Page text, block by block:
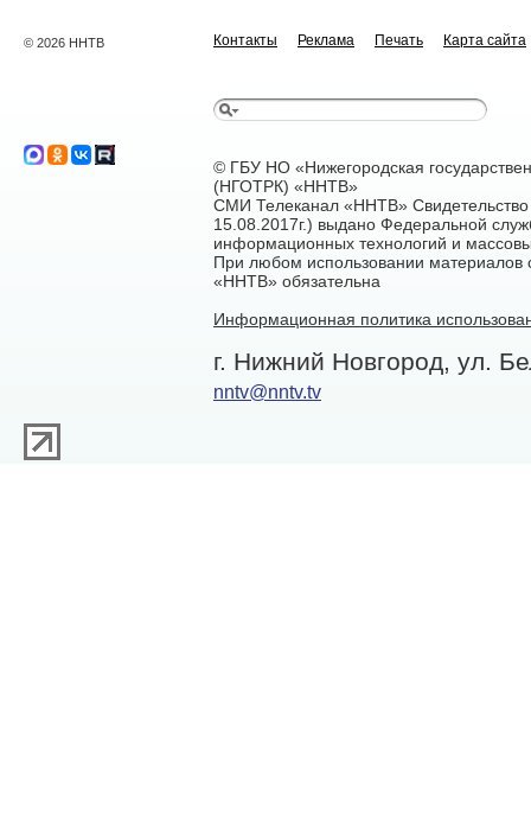
© 2026 ННТВ Контакты Реклама Печать Карта сайта
© ГБУ НО «Нижегородская
(НГОТРК) «ННТВ»
СМИ Телеканал «ННТВ»
15.08.2017г.) выдано Федеральной
информационных технологий и
При любом использовании материалов
«ННТВ» обязательна
Информационная политика
г. Нижний Новгород, ул.
nntv@nntv.tv